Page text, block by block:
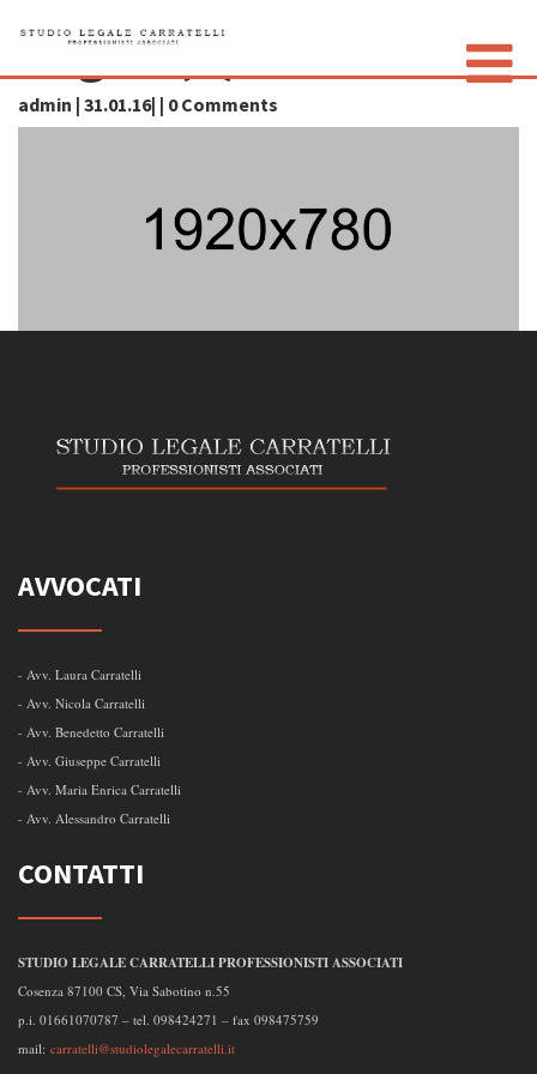
img01 (3)
admin | 31.01.16| | 0 Comments
AVVOCATI
- Avv. Laura Carratelli
- Avv. Nicola Carratelli
- Avv. Benedetto Carratelli
- Avv. Giuseppe Carratelli
- Avv. Maria Enrica Carratelli
- Avv. Alessandro Carratelli
CONTATTI
STUDIO LEGALE CARRATELLI PROFESSIONISTI ASSOCIATI
Cosenza 87100 CS, Via Sabotino n.55
p.i. 01661070787 – tel. 098424271 – fax 098475759
mail: carratelli@studiolegalecarratelli.it